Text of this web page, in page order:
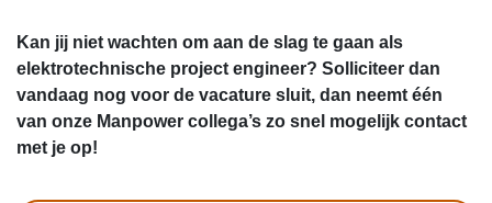
Kan jij niet wachten om aan de slag te gaan als
elektrotechnische project engineer? Solliciteer dan
vandaag nog voor de vacature sluit, dan neemt één
van onze Manpower collega’s zo snel mogelijk contact
met je op!